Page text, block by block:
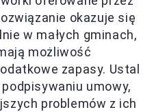
okazuje się
w małych gminach,
możliwość
zapasy. Ustal
umowy,
problemów z ich